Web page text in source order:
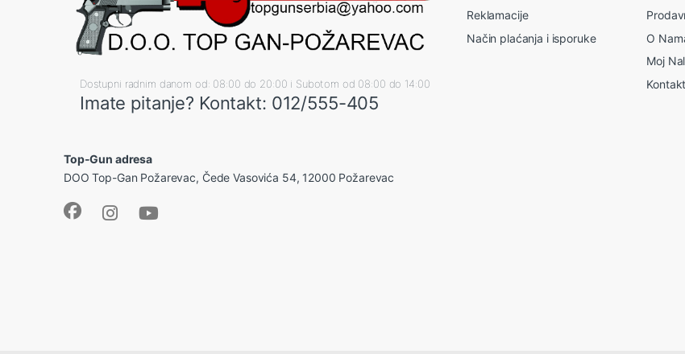
Dostupni radnim danom od: 08:00 do 20:00 i Subotom od 08:00 do 14:00
Imate pitanje? Kontakt: 012/555-405
Top-Gun adresa
DOO Top-Gan Požarevac, Čede Vasovića 54, 12000 Požarevac
Reklamacije
Način plaćanja i isporuke
O
Moj
Kontakt